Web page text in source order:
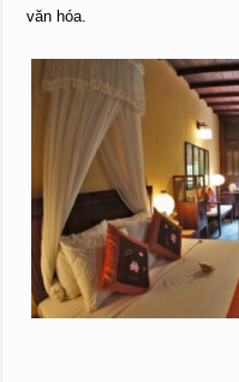
văn hóa.